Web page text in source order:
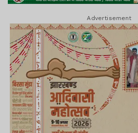
Advertisement